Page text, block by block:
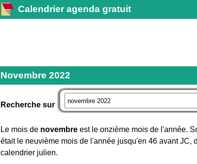
Calendrier agenda gratuit
Novembre 2022
Recherche sur
Le mois de novembre est le onzième mois de l'année.
était le neuvième mois de l'année jusqu'en 46 avant JC,
calendrier julien.